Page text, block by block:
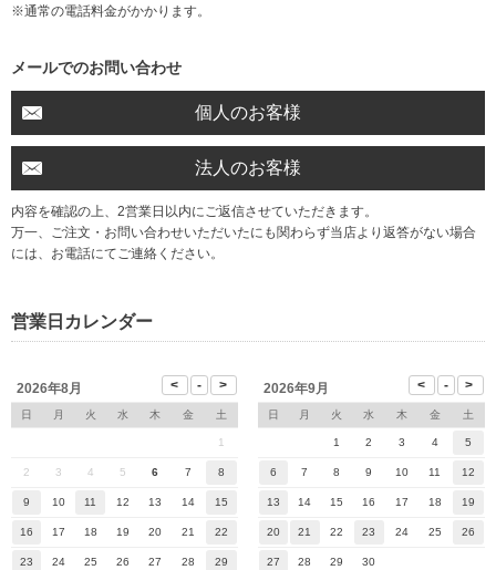
※通常の電話料金がかかります。
メールでのお問い合わせ
個人のお客様
法人のお客様
内容を確認の上、2営業日以内にご返信させていただきます。
万一、ご注文・お問い合わせいただいたにも関わらず当店より返答がない場合
には、お電話にてご連絡ください。
営業日カレンダー
2026年8月
日 月 火 水 木 金 土
1
2 3 4 5 6 7 8
9 10 11 12 13 14 15
16 17 18 19 20 21 22
23 24 25 26 27 28 29
2026年9月
日 月 火 水 木 金 土
1 2 3 4 5
6 7 8 9 10 11 12
13 14 15 16 17 18 19
20 21 22 23 24 25 26
27 28 29 30